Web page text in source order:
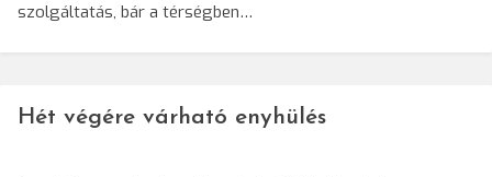
szolgáltatás, bár a térségben…
Hét végére várható enyhülés